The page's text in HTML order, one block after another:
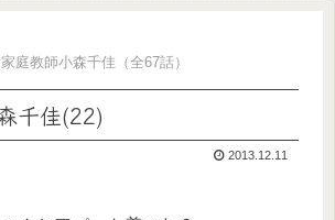
家庭教師小森千佳（全67話）
千佳(22)
2013.12.11